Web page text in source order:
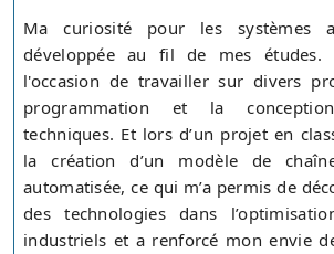
Ma curiosité pour les systèmes
développée au fil de mes
l'occasion de travailler sur divers
programmation et la
techniques. Et lors d’un projet en
la création d’un modèle de
automatisée, ce qui m’a permis de
des technologies dans
industriels et a renforcé mon envie